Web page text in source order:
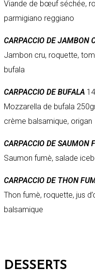
Viande de bœuf séchée,
parmigiano reggiano
CARPACCIO DE JAMBON
Jambon cru, roquette,
bufala
CARPACCIO DE BUFALA
Mozzarella de bufala
crème balsamique, origan
CARPACCIO DE SAUMON
Saumon fumè, salade
CARPACCIO DE THON
Thon fumè, roquette, jus
balsamique
DESSERTS